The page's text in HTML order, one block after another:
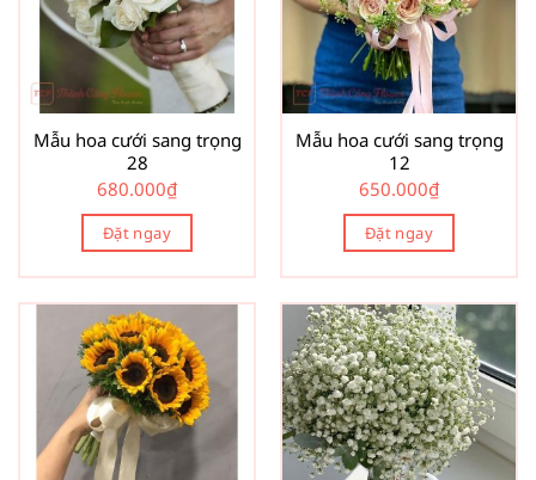
Mẫu hoa cưới sang trọng
28
680.000₫
Đặt ngay
Mẫu hoa cưới sang trọng
12
650.000₫
Đặt ngay